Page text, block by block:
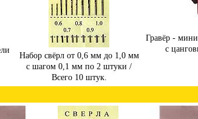
Набор свёрл от 0,6 мм до 1,0 мм
с шагом 0,1 мм по 2 штуки /
Всего 10 штук.
Гравёр -
с